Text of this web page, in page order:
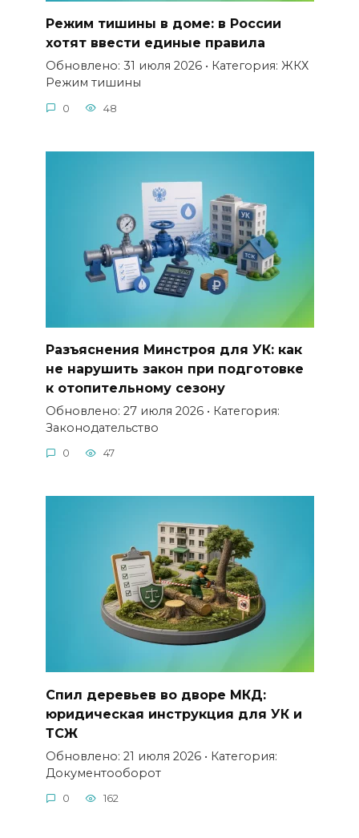
Режим тишины в доме: в России
хотят ввести единые правила
Обновлено: 31 июля 2026 • Категория: ЖКХ
Режим тишины
0 48
Разъяснения Минстроя для УК: как
не нарушить закон при подготовке
к отопительному сезону
Обновлено: 27 июля 2026 • Категория:
Законодательство
0 47
Спил деревьев во дворе МКД:
юридическая инструкция для УК и
ТСЖ
Обновлено: 21 июля 2026 • Категория:
Документооборот
0 162